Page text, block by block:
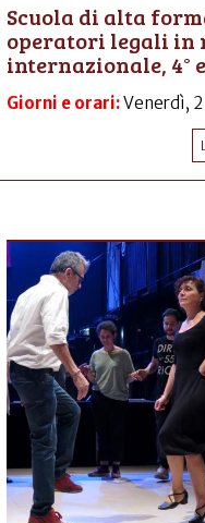
Scuola di alta
operatori legali in
internazionale, 4°
Giorni e orari:Venerdì,